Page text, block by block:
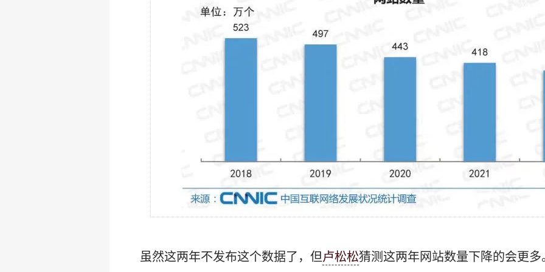
虽然这两年不发布这个数据了，但卢松松猜测这两年网站数量下降的会更多